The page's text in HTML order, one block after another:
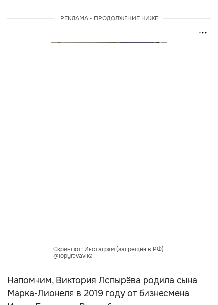
РЕКЛАМА - ПРОДОЛЖЕНИЕ НИЖЕ
Скриншот: Инстаграм (запрещён в РФ)
@lopyrevavika
Напомним, Виктория Лопырёва родила сына
Марка-Лионеля в 2019 году от бизнесмена